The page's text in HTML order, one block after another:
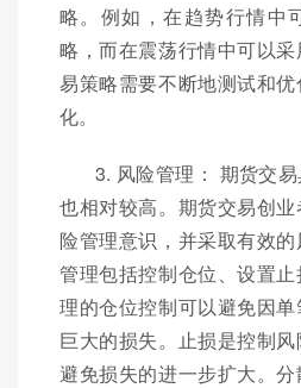
略。例如，在趋势行情中
略，而在震荡行情中可以
易策略需要不断地测试和
化。
3. 风险管理： 期货交
也相对较高。期货交易创
险管理意识，并采取有效
管理包括控制仓位、设置
理的仓位控制可以避免因
巨大的损失。止损是控制
避免损失的进一步扩大。